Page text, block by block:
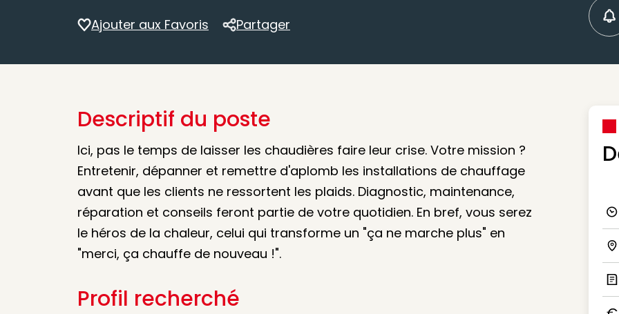
Ajouter aux Favoris
Partager
Partager
Descriptif du poste
Ici, pas le temps de laisser les chaudières faire leur crise. Votre mission ?
Entretenir, dépanner et remettre d'aplomb les installations de chauffage
avant que les clients ne ressortent les plaids. Diagnostic, maintenance,
réparation et conseils feront partie de votre quotidien. En bref, vous serez
le héros de la chaleur, celui qui transforme un "ça ne marche plus" en
"merci, ça chauffe de nouveau !".
Profil recherché